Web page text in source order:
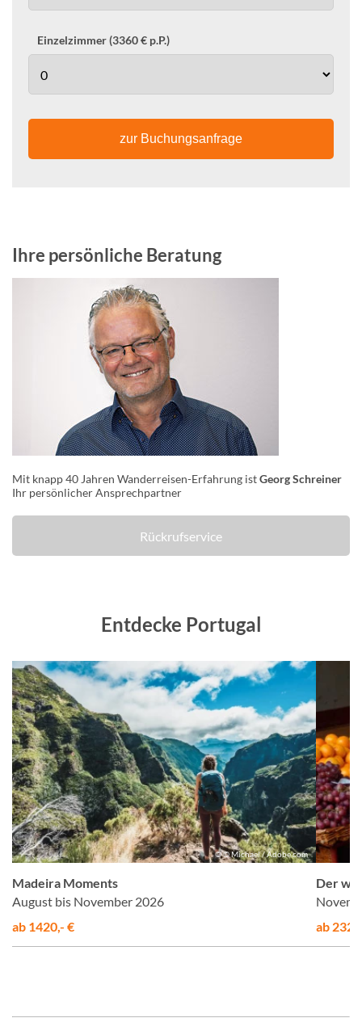
Einzelzimmer (3360 € p.P.)
zur Buchungsanfrage
Ihre persönliche Beratung
Mit knapp 40 Jahren Wanderreisen-Erfahrung istGeorg Schreiner
Ihr persönlicher Ansprechpartner
Rückrufservice
Entdecke Portugal
© © Michael / Adobe.com
Madeira Moments
August bis November 2026
ab 1420,- €
Der
ab